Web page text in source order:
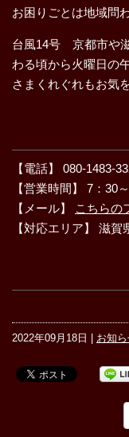
お困りごとは地域問
台風14号 京都市や
わる頃から火曜日の
さまくれぐれもお気
【電話】 080-1483-
【営業時間】 7：30
【メール】
こちらの
【対応エリア】 滋
2022年09月18日 | お知